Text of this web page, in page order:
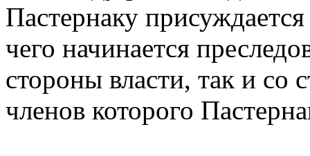
Пастернаку
чего начинается
стороны власти, так и со
членов которого